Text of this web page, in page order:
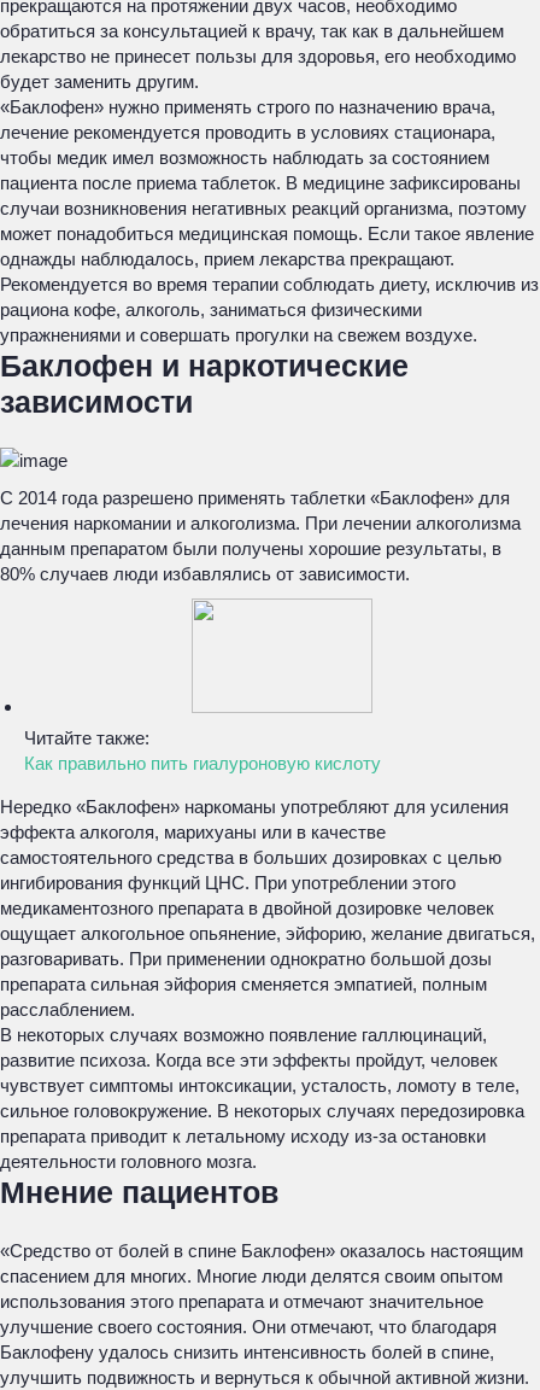
прекращаются на протяжении двух часов, необходимо
обратиться за консультацией к врачу, так как в дальнейшем
лекарство не принесет пользы для здоровья, его необходимо
будет заменить другим.
«Баклофен» нужно применять строго по назначению врача,
лечение рекомендуется проводить в условиях стационара,
чтобы медик имел возможность наблюдать за состоянием
пациента после приема таблеток. В медицине зафиксированы
случаи возникновения негативных реакций организма, поэтому
может понадобиться медицинская помощь. Если такое явление
однажды наблюдалось, прием лекарства прекращают.
Рекомендуется во время терапии соблюдать диету, исключив из
рациона кофе, алкоголь, заниматься физическими
упражнениями и совершать прогулки на свежем воздухе.
Баклофен и наркотические
зависимости
С 2014 года разрешено применять таблетки «Баклофен» для
лечения наркомании и алкоголизма. При лечении алкоголизма
данным препаратом были получены хорошие результаты, в
80% случаев люди избавлялись от зависимости.
Читайте также:
Как правильно пить гиалуроновую кислоту
Нередко «Баклофен» наркоманы употребляют для усиления
эффекта алкоголя, марихуаны или в качестве
самостоятельного средства в больших дозировках с целью
ингибирования функций ЦНС. При употреблении этого
медикаментозного препарата в двойной дозировке человек
ощущает алкогольное опьянение, эйфорию, желание двигаться,
разговаривать. При применении однократно большой дозы
препарата сильная эйфория сменяется эмпатией, полным
расслаблением.
В некоторых случаях возможно появление галлюцинаций,
развитие психоза. Когда все эти эффекты пройдут, человек
чувствует симптомы интоксикации, усталость, ломоту в теле,
сильное головокружение. В некоторых случаях передозировка
препарата приводит к летальному исходу из-за остановки
деятельности головного мозга.
Мнение пациентов
«Средство от болей в спине Баклофен» оказалось настоящим
спасением для многих. Многие люди делятся своим опытом
использования этого препарата и отмечают значительное
улучшение своего состояния. Они отмечают, что благодаря
Баклофену удалось снизить интенсивность болей в спине,
улучшить подвижность и вернуться к обычной активной жизни.